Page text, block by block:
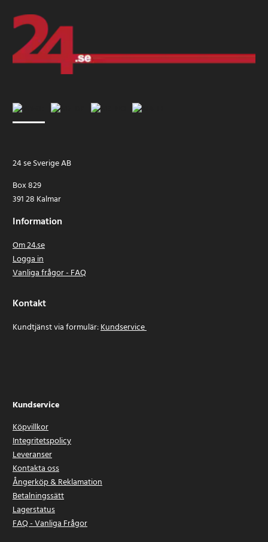
24 se Sverige AB
Box 829
391 28 Kalmar
Information
Om 24.se
Logga in
Vanliga frågor - FAQ
Kontakt
Kundtjänst via formulär:Kundservice
Kundservice
Köpvillkor
Integritetspolicy
Leveranser
Kontakta oss
Ångerköp & Reklamation
Betalningssätt
Lagerstatus
FAQ - Vanliga Frågor